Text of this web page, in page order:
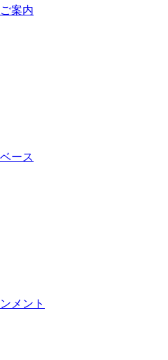
案内
ース
メント